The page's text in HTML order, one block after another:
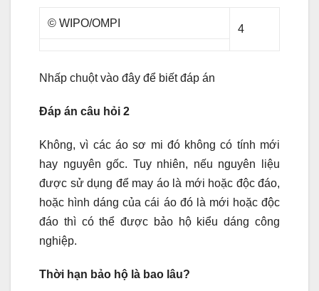
© WIPO/OMPI 4
Nhấp chuột vào đây để biết đáp án
Đáp án câu hỏi 2
Không, vì các áo sơ mi đó không có tính mới
hay nguyên gốc. Tuy nhiên, nếu nguyên liệu
được sử dụng để may áo là mới hoặc độc đáo,
hoặc hình dáng của cái áo đó là mới hoặc độc
đáo thì có thể được bảo hộ kiểu dáng công
nghiệp.
Thời hạn bảo hộ là bao lâu?